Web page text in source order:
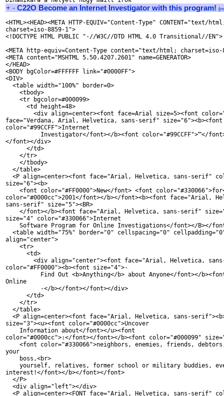
+ - C22O Become an Internet Investigator with this program! (
<HTML><HEAD><META HTTP-EQUIV="Content-Type" CONTENT="text/
charset=iso-8859-1">
<!DOCTYPE HTML PUBLIC "-//W3C//DTD HTML 4.0 Transitional//EN">
<META http-equiv=Content-Type content="text/html; charset=iso-
<META content="MSHTML 5.50.4207.2601" name=GENERATOR>
</HEAD>
<BODY bgColor=#FFFFFF link="#0000FF">
<DIV>
  <table width="100%" border=0>
    <tbody>
    <tr bgcolor=#000099>
      <td height=48>
<div align=center><font face=Arial size=5><font
face="Verdana, Arial, Helvetica, sans-serif"
color="#99CCFF">Internet
Investigator</font></b><font color="#99CCFF">™</
</font></div>
      </td>
    </tr>
    </tbody>
  </table>
<P align=center><font face="Arial, Helvetica, sans-serif"
size="6"><b>
<font color="#FF0000">New</font> <font
color="#0000cc">2001</font></b></font><b><font face="Arial,
sans-serif" size="5"><BR>
</font></b><font face="Arial, Helvetica, sans-serif"
size="4" color="#330066">Internet
Software Program for Online Investigations</font></B></
<table width="75%" border="0" cellspacing="0"
align="center">
    <tr>
      <td>
<div align="center"><font face="Arial, Helvetica,
color="#FF0000"><b><font size="4">-
Find Out <b>Anything</b> about Anyone</font></
Online
          -</b></font></font></div>
      </td>
    </tr>
  </table>
<P align=center><font face="Arial, Helvetica, sans-
size="3"><u><font color="#0000cc">Uncover
    Information about</font></u><font
color="#0000cc">:</font></font></b><font color="#000099"
<font color="#330066">neighbors, enemies, friends,
your
    boss,<br>
yourself, relatives, former school or military buddies,
interest!</font></b></font></font>
  </P>
  <div align="left"></div>
<P align=center><FONT face="Arial, Helvetica, sans-serif"